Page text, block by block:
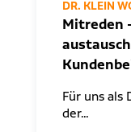
DR. KLEIN
Mitreden
Für uns als
der…